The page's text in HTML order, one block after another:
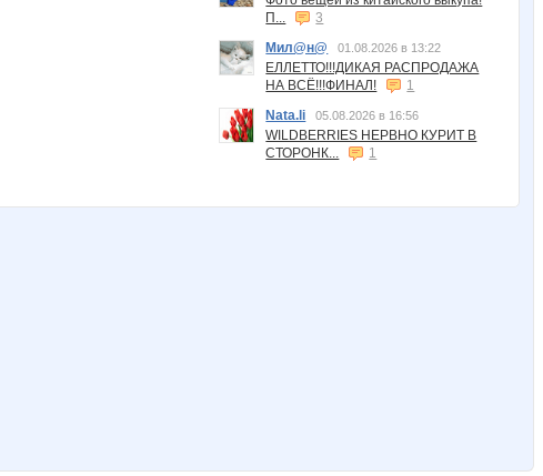
П...
3
Мил@н@
01.08.2026 в 13:22
ЕЛЛЕТТО!!!ДИКАЯ РАСПРОДАЖА
НА ВСЁ!!!ФИНАЛ!
1
Nata.li
05.08.2026 в 16:56
WILDBERRIES НЕРВНО КУРИТ В
СТОРОНК...
1